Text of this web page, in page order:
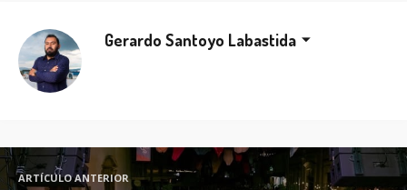
Gerardo Santoyo Labastida
ARTÍCULO ANTERIOR